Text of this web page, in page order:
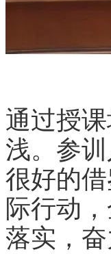
通过授
浅。参
很好的
际行动
落实，